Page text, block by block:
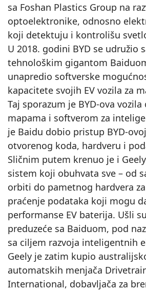
sa Foshan Plastics Group na
optoelektronike, odnosno
koji detektuju i kontrolišu
U 2018. godini BYD se udružio
tehnološkim gigantom
unapredio softverske
kapacitete svojih EV vozila za
Taj sporazum je BYD-ova
mapama i softverom za
je Baidu dobio pristup BYD-
otvorenog koda, hardveru i
Sličnim putem krenuo je i
sistem koji obuhvata sve – od
orbiti do pametnog hardvera
praćenje podataka koji mogu
performanse EV baterija. Ušli
preduzeće sa Baiduom, pod
sa ciljem razvoja inteligentnih
Geely je zatim kupio
automatskih menjača
International, dobavljača za